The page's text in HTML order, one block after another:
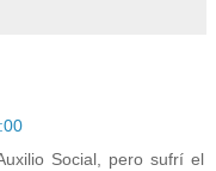
Social, pero sufrí el